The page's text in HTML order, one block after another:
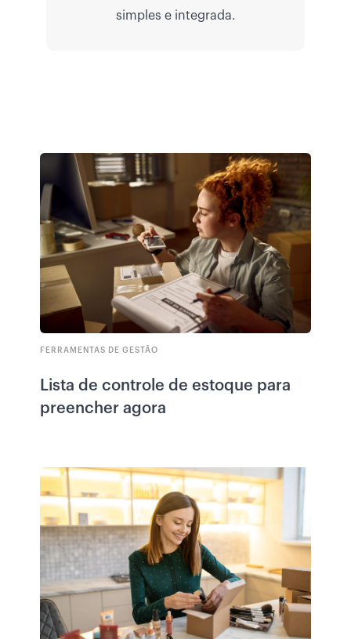
simples e integrada.
FERRAMENTAS DE GESTÃO
Lista de controle de estoque para
preencher agora